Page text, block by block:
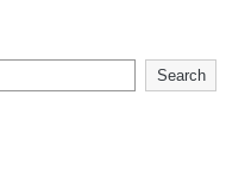
Search